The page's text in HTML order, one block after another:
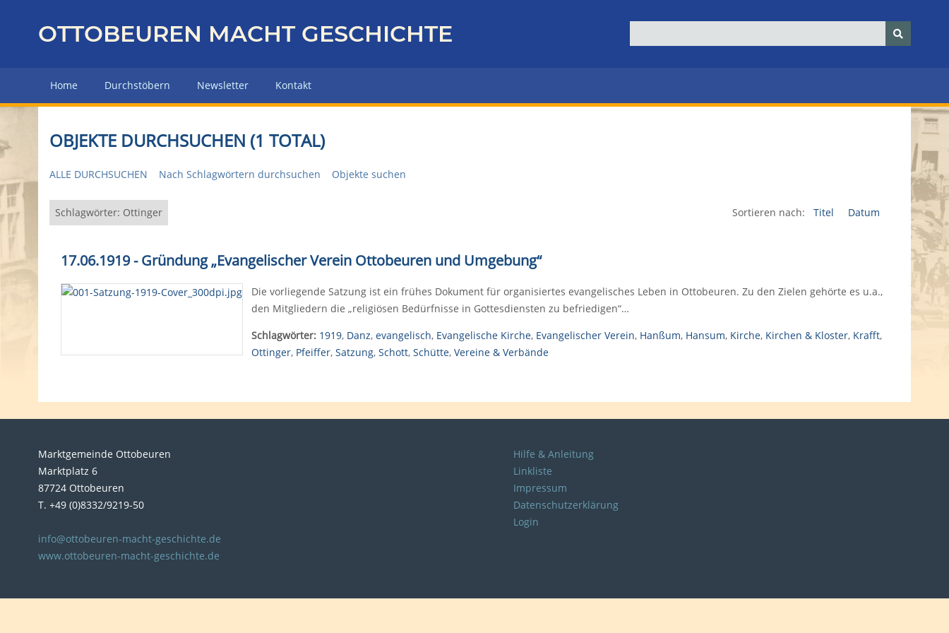
z
r
H
u
p
e
OTTOBEUREN MACHT GESCHICHTE
Home Durchstöbern Newsletter Kontakt
OBJEKTE DURCHSUCHEN (1 TOTAL)
ALLE DURCHSUCHEN Nach Schlagwörtern durchsuchen Objekte suchen
Schlagwörter: Ottinger Sortieren nach: Titel Datum
17.06.1919 - Gründung „Evangelischer Verein Ottobeuren und Umgebung“
Die vorliegende Satzung ist ein frühes Dokument für organisiertes evangelisches Leben in Ottobeuren. Zu den Zielen gehörte es u.a.,
den Mitgliedern die „religiösen Bedürfnisse in Gottesdiensten zu befriedigen“…
Schlagwörter: 1919, Danz, evangelisch, Evangelische Kirche, Evangelischer Verein, Hanßum, Hansum, Kirche, Kirchen & Kloster, Krafft,
Ottinger, Pfeiffer, Satzung, Schott, Schütte, Vereine & Verbände
Marktgemeinde Ottobeuren
Marktplatz 6
87724 Ottobeuren
T. +49 (0)8332/9219-50
info@ottobeuren-macht-geschichte.de
www.ottobeuren-macht-geschichte.de
Hilfe & Anleitung
Linkliste
Impressum
Datenschutzerklärung
Login